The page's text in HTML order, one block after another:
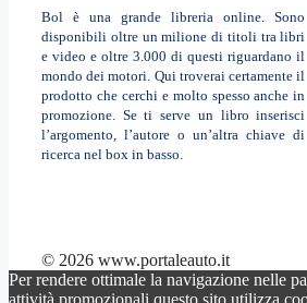
Bol è una grande libreria online. Sono
disponibili oltre un milione di titoli tra libri
e video e oltre 3.000 di questi riguardano il
mondo dei motori. Qui troverai certamente il
prodotto che cerchi e molto spesso anche in
promozione. Se ti serve un libro inserisci
l’argomento, l’autore o un’altra chiave di
ricerca nel box in basso.
© 2026 www.portaleauto.it
Per rendere ottimale la navigazione nelle
attività promozionali questo sito utilizza